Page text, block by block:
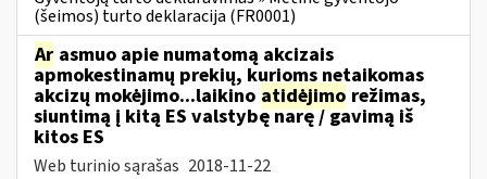
(šeimos) turto deklaracija (FR0001)
Ar asmuo apie numatomą akcizais
apmokestinamų prekių, kurioms netaikomas
akcizų mokėjimo...laikino atidėjimo režimas,
siuntimą į kitą ES valstybę narę / gavimą iš
kitos ES
Web turinio sąrašas 2018-11-22